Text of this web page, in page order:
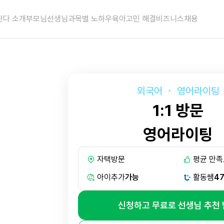
다 소개부모님선생님과목별 노하우육아고민 해결비즈니스채용
외국어 ・ 영어라이팅
1:1 방문
영어라이팅
자택방문
평균 만
아이추가가능 활동쌤
신청하고 무료로 선생님 추천